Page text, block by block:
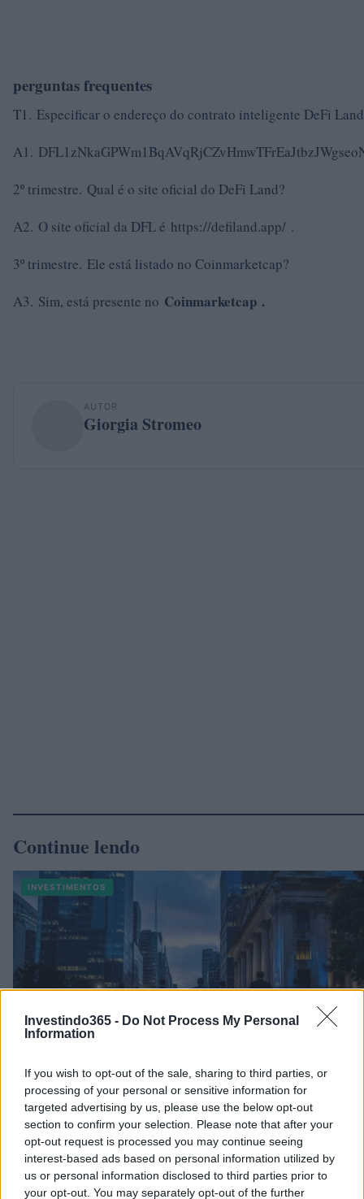
Investindo365 - Do Not Process My Personal
Information
If you wish to opt-out of the sale, sharing to third parties, or
processing of your personal or sensitive information for
targeted advertising by us, please use the below opt-out
section to confirm your selection. Please note that after your
opt-out request is processed you may continue seeing
interest-based ads based on personal information utilized by
us or personal information disclosed to third parties prior to
your opt-out. You may separately opt-out of the further
perguntas frequentes
T1. Especificar o endereço do contrato inteligente DeFi
A1.
2º trimestre. Qual é o site oficial do DeFi Land?
A2. O site oficial da DFL é https://defiland.app/ .
3º trimestre. Ele está listado no Coinmarketcap?
A3. Sim, está presente no Coinmarketcap .
AUTOR
Giorgia Stromeo
Continue lendo
INVESTIMENTOS
Principais ações recomendadas para dividendos em agosto de
Bruno Costa · 6 ago 2026
INVESTIMENTOS